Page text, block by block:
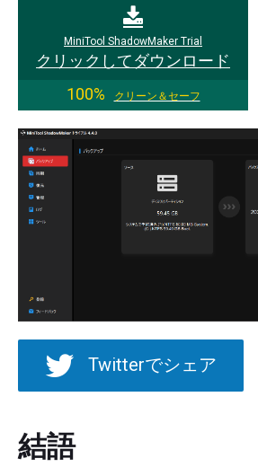
MiniTool ShadowMaker Trial
クリックしてダウンロード
100%
クリーン＆セーフ
Twitterでシェア
結語